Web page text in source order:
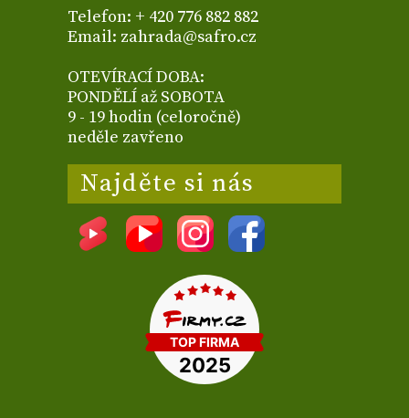
Telefon: + 420 776 882 882
Email: zahrada@safro.cz
OTEVÍRACÍ DOBA:
PONDĚLÍ až SOBOTA
9 - 19 hodin (celoročně)
neděle zavřeno
Najděte si nás